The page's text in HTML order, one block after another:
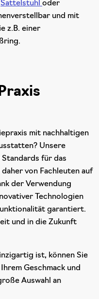
Sattelstuhl oder
und mit
z.B. einer
mit nachhaltigen
Unsere
für das
von Fachleuten auf
der Verwendung
Technologien
garantiert.
und in die Zukunft
ist, können Sie
Geschmack und
Auswahl an